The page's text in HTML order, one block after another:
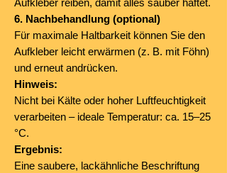
Aufkleber reiben, damit alles sauber haftet.
6. Nachbehandlung (optional)
Für maximale Haltbarkeit können Sie den
Aufkleber leicht erwärmen (z. B. mit Föhn)
und erneut andrücken.
Hinweis:
Nicht bei Kälte oder hoher Luftfeuchtigkeit
verarbeiten – ideale Temperatur: ca. 15–25
°C.
Ergebnis:
Eine saubere, lackähnliche Beschriftung